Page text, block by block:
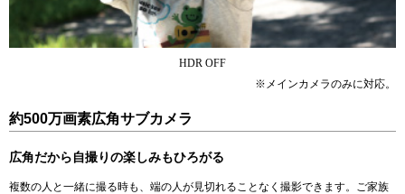
HDR OFF
※メインカメラのみに対応。
約500万画素広角サブカメラ
広角だから自撮りの楽しみもひろがる
複数の人と一緒に撮る時も、端の人が見切れることなく撮影できます。ご家族